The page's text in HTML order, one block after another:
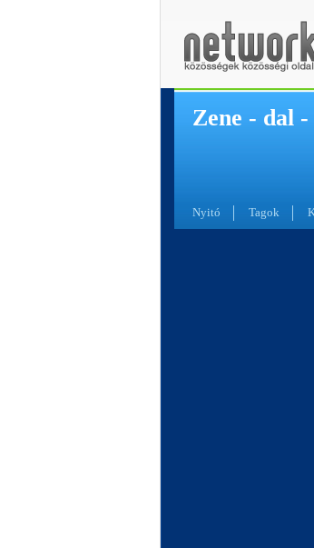
Zene - dal
Nyitó Tagok